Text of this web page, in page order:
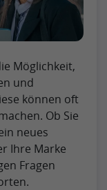
Möglichkeit,
und
können oft
Ob Sie
neues
Ihre Marke
Fragen